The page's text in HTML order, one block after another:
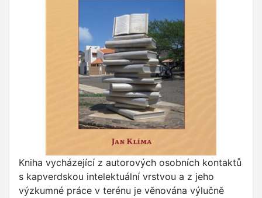
Kniha vycházející z autorových osobních kontaktů
s kapverdskou intelektuální vrstvou a z jeho
výzkumné práce v terénu je věnována výlučně